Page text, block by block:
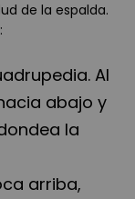
de la espalda.
Al
abajo y
la
arriba,